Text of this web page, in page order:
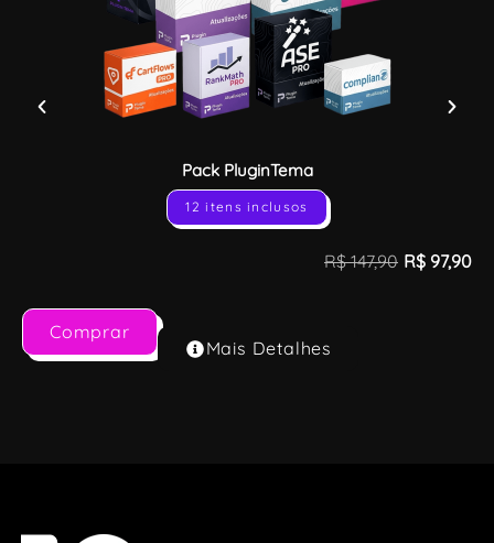
Pack PluginTema
12 itens inclusos
R$147,90 R$ 97,90
Comprar
Mais Detalhes